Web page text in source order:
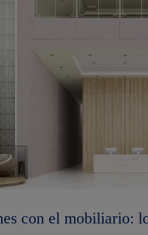
con el mobiliario: